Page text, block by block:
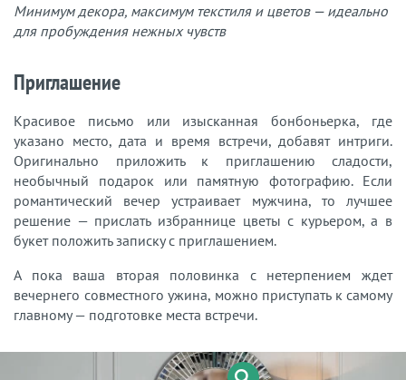
Минимум декора, максимум текстиля и цветов — идеально
для пробуждения нежных чувств
Приглашение
Красивое письмо или изысканная бонбоньерка, где
указано место, дата и время встречи, добавят интриги.
Оригинально приложить к приглашению сладости,
необычный подарок или памятную фотографию. Если
романтический вечер устраивает мужчина, то лучшее
решение — прислать избраннице цветы с курьером, а в
букет положить записку с приглашением.
А пока ваша вторая половинка с нетерпением ждет
вечернего совместного ужина, можно приступать к самому
главному — подготовке места встречи.